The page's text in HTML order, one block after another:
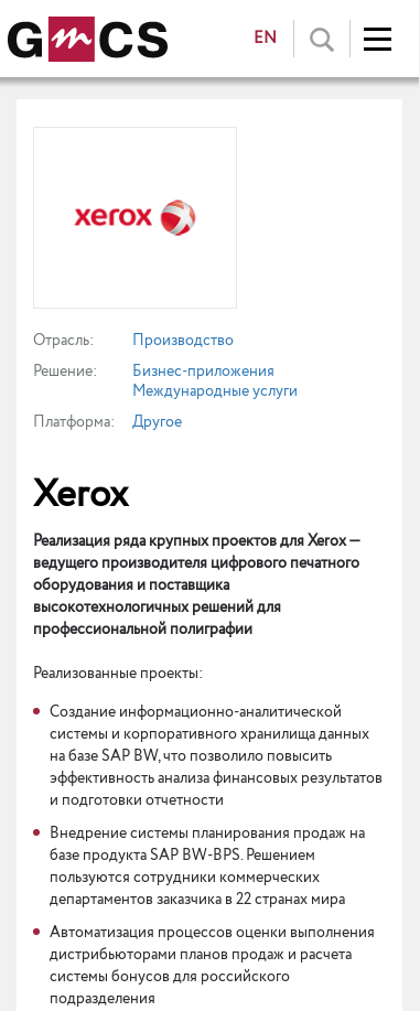
EN
Отрасль:
Производство
Решение:
Бизнес-приложения
Международные услуги
Платформа:
Другое
Xerox
Реализация ряда крупных проектов для Xerox —
ведущего производителя цифрового печатного
оборудования и поставщика
высокотехнологичных решений для
профессиональной полиграфии
Реализованные проекты:
Создание информационно-аналитической
системы и корпоративного хранилища данных
на базе SAP BW, что позволило повысить
эффективность анализа финансовых результатов
и подготовки отчетности
Внедрение системы планирования продаж на
базе продукта SAP BW-BPS. Решением
пользуются сотрудники коммерческих
департаментов заказчика в 22 странах мира
Автоматизация процессов оценки выполнения
дистрибьюторами планов продаж и расчета
системы бонусов для российского
подразделения